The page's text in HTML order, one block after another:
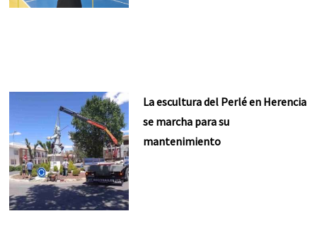
La escultura del Perlé en Herencia
se marcha para su
mantenimiento